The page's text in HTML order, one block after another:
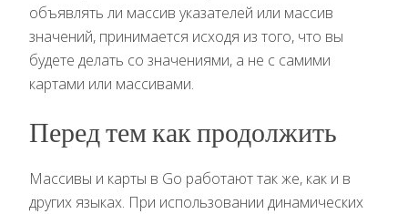
объявлять ли массив указателей или массив
значений, принимается исходя из того, что вы
будете делать со значениями, а не с самими
картами или массивами.
Перед тем как продолжить
Массивы и карты в Go работают так же, как и в
других языках. При использовании динамических